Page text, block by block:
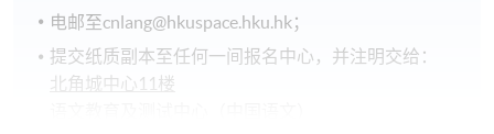
电邮至cnlang@hkuspace.hku.hk；
提交纸质副本至任何一间报名中心，并注明交给：
北角城中心11 楼